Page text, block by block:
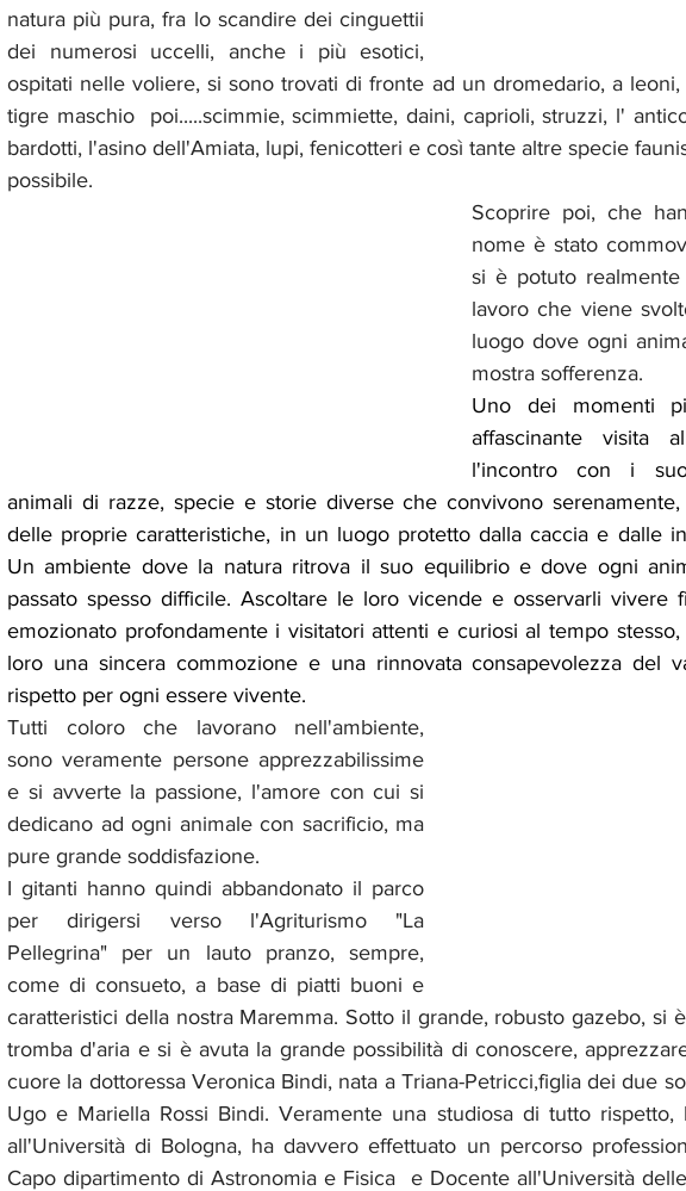
natura più pura, fra lo scandire dei cinguettii
dei numerosi uccelli, anche i più esotici,
ospitati nelle voliere, si sono trovati di fronte ad un dromedario, a leoni,
tigre maschio  poi.....scimmie, scimmiette, daini, caprioli, struzzi, l'
bardotti, l'asino dell'Amiata, lupi, fenicotteri e così tante altre specie
possibile.
Scoprire poi, che
nome è stato
si è potuto
lavoro che viene
luogo dove ogni
mostra sofferenza.
Uno dei momenti
affascinante visita
l'incontro con i
animali di razze, specie e storie diverse che convivono
delle proprie caratteristiche, in un luogo protetto dalla caccia e dalle
Un ambiente dove la natura ritrova il suo equilibrio e dove ogni
passato spesso difficile. Ascoltare le loro vicende e osservarli vivere
emozionato profondamente i visitatori attenti e curiosi al tempo
loro una sincera commozione e una rinnovata consapevolezza del
rispetto per ogni essere vivente.
Tutti coloro che lavorano nell'ambiente,
sono veramente persone apprezzabilissime
e si avverte la passione, l'amore con cui si
dedicano ad ogni animale con sacrificio, ma
pure grande soddisfazione.
I gitanti hanno quindi abbandonato il parco
per dirigersi verso l'Agriturismo "La
Pellegrina" per un lauto pranzo, sempre,
come di consueto, a base di piatti buoni e
caratteristici della nostra Maremma. Sotto il grande, robusto gazebo, si
tromba d'aria e si è avuta la grande possibilità di conoscere,
cuore la dottoressa Veronica Bindi, nata a Triana-Petricci,figlia dei due
Ugo e Mariella Rossi Bindi. Veramente una studiosa di tutto rispetto,
all'Università di Bologna, ha davvero effettuato un percorso
Capo dipartimento di Astronomia e Fisica  e Docente all'Università